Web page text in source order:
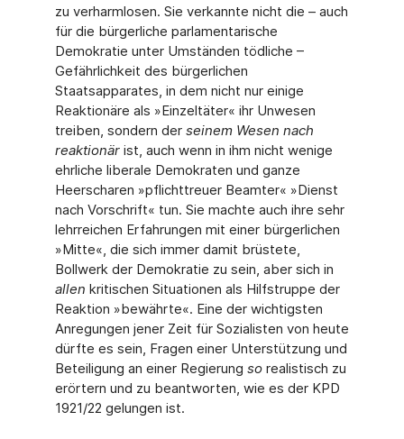
zu verharmlosen. Sie verkannte nicht die – auch
für die bürgerliche parlamentarische
Demokratie unter Umständen tödliche –
Gefährlichkeit des bürgerlichen
Staatsapparates, in dem nicht nur einige
Reaktionäre als »Einzeltäter« ihr Unwesen
treiben, sondern der seinem Wesen nach
reaktionärist, auch wenn in ihm nicht wenige
ehrliche liberale Demokraten und ganze
Heerscharen »pflichttreuer Beamter« »Dienst
nach Vorschrift« tun. Sie machte auch ihre sehr
lehrreichen Erfahrungen mit einer bürgerlichen
»Mitte«, die sich immer damit brüstete,
Bollwerk der Demokratie zu sein, aber sich in
allen kritischen Situationen als Hilfstruppe der
Reaktion »bewährte«. Eine der wichtigsten
Anregungen jener Zeit für Sozialisten von heute
dürfte es sein, Fragen einer Unterstützung und
Beteiligung an einer Regierung sorealistisch zu
erörtern und zu beantworten, wie es der KPD
1921/22 gelungen ist.